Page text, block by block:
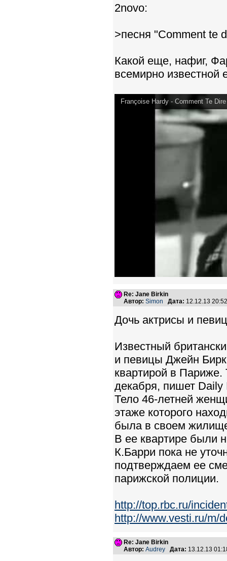
2novo:
>песня "Cоmment te
Какой еще, нафиг,
всемирно известной
Françoise Hardy - Comment Te
Re: Jane Birkin
Автор: Simon Дата: 12.12.13
Дочь актрисы и
Известный
и певицы Джейн
квартирой в Париже.
декабря, пишет Daily
Тело 46-летней
этаже которого
была в своем
В ее квартире были
К.Барри пока не
подтверждаем ее
парижской полиции.
http://top.rbc.ru/
http://www.vesti.ru/m/
Re: Jane Birkin
Автор: Audrey Дата: 13.12.13